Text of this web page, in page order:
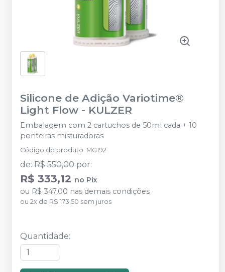
Silicone de Adição Variotime®
Light Flow - KULZER
Embalagem com 2 cartuchos de 50ml cada + 10
ponteiras misturadoras
Código do produto: MG192
de: R$ 550,00 por:
R$ 333,12 no Pix
ou R$ 347,00 nas demais condições
ou 2x de R$ 173,50 sem juros
Quantidade: